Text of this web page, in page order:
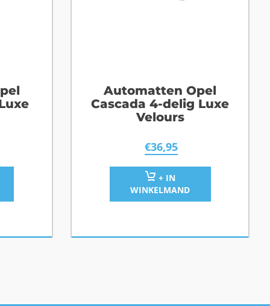
Automatten Opel
Cascada 4-delig Luxe
Velours
€36,95
+ IN
WINKELMAND